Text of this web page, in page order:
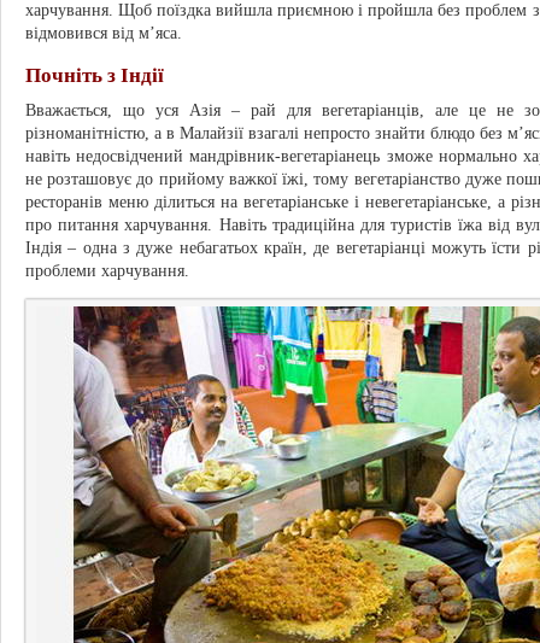
харчування. Щоб поїздка вийшла приємною і пройшла без проблем з
відмовився від м’яса.
Почніть з Індії
Вважається, що уся Азія – рай для вегетаріанців, але це не
різноманітністю, а в Малайзії взагалі непросто знайти блюдо без
навіть недосвідчений мандрівник-вегетаріанець зможе нормально
не розташовує до прийому важкої їжі, тому вегетаріанство дуже
ресторанів меню ділиться на вегетаріанське і невегетаріанське, а
про питання харчування. Навіть традиційна для туристів їжа від
Індія – одна з дуже небагатьох країн, де вегетаріанці можуть їсти
проблеми харчування.